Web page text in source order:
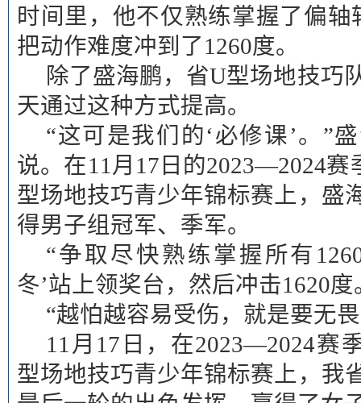
时间里，他不仅熟练掌握了偏轴
把动作难度冲到了1260度。
除了盛海鹏，省U型场地技巧
天通过这种方式提高。
“这可是我们的‘必修课’。”
说。在11月17日的2023—2024赛
型场地技巧青少年锦标赛上，盛
得男子组冠军、季军。
“争取尽快熟练掌握所有
冬’站上领奖台，然后冲击1620
“越怕越容易受伤，就是要无
11月17日，在2023—2024赛
型场地技巧青少年锦标赛上，我